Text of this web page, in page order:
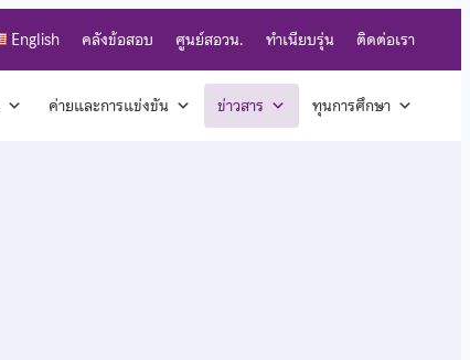
English คลังข้อสอบ ศูนย์สอวน. ทำเนียบรุ่น ติดต่อเรา
ค่ายและการแข่งขัน ข่าวสาร ทุนการศึกษา